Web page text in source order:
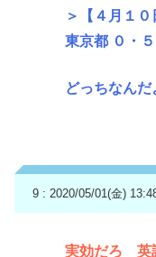
＞【４月１０
東京都 ０・５
どっちなんだ
9 : 2020/05/01(金)
実効だろ 英